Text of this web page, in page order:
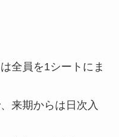
全員を1シートにま
来期からは日次入